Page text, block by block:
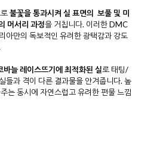
불꽃을 통과시켜 실 표면의 보풀 및 미
머서리 과정을 거칩니다. 이러한 DMC
아만의 독보적인 유려한 광택감과 강도
바늘 레이스뜨기에 최적화된 실로 태팅/
들과 격이 다른 결과물을 안겨줍니다. 높
는 동시에 자연스럽고 유려한 편물 느낌